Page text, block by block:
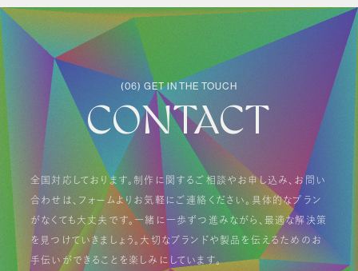
(06) GET IN THE TOUCH
CONTACT
全国対応しております。制作に関するご相談やお申し込み、お問い
合わせは、フォームよりお気軽にご連絡ください。具体的なプラン
がなくても大丈夫です。一緒に一歩ずつ進みながら、最適な解決策
を見つけていきましょう。大切なブランドや製品を伝えるためのお
手伝いができることを楽しみにしています。